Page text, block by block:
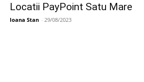
Locatii PayPoint Satu Mare
Ioana Stan - 29/08/2023